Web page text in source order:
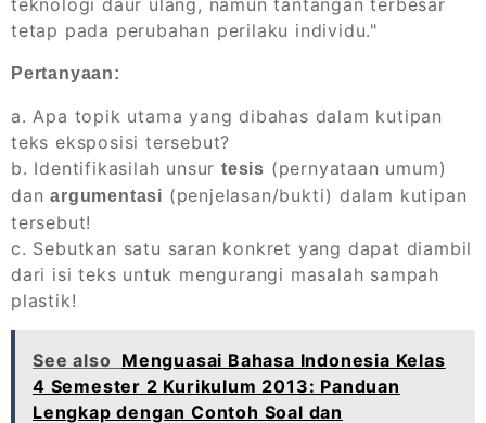
teknologi daur ulang, namun tantangan terbesar
tetap pada perubahan perilaku individu."
Pertanyaan:
a. Apa topik utama yang dibahas dalam kutipan
teks eksposisi tersebut?
b. Identifikasilah unsur tesis (pernyataan umum)
danargumentasi (penjelasan/bukti) dalam kutipan
tersebut!
c. Sebutkan satu saran konkret yang dapat diambil
dari isi teks untuk mengurangi masalah sampah
plastik!
See also Menguasai Bahasa Indonesia Kelas
4 Semester 2 Kurikulum 2013: Panduan
Lengkap dengan Contoh Soal dan